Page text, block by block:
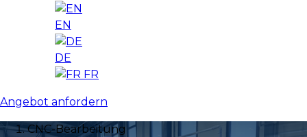
EN
DE
FR
Angebot anfordern
CNC-Bearbeitung